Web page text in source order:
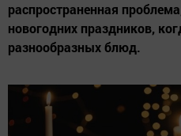
распространенная
новогодних праздников,
разнообразных блюд.